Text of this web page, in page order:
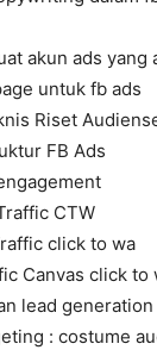
akun ads yang
untuk fb ads
Riset
FB Ads
CTW
click to wa
Canvas click to
lead generation
: costume